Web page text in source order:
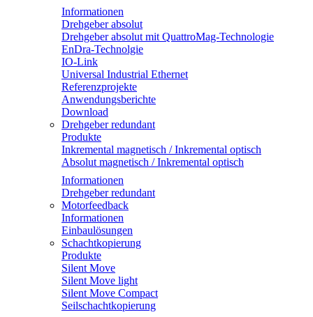
Informationen
Drehgeber absolut
Drehgeber absolut mit QuattroMag-Technologie
EnDra-Technolgie
IO-Link
Universal Industrial Ethernet
Referenzprojekte
Anwendungsberichte
Download
Drehgeber redundant
Produkte
Inkremental magnetisch / Inkremental optisch
Absolut magnetisch / Inkremental optisch
Informationen
Drehgeber redundant
Motorfeedback
Informationen
Einbaulösungen
Schachtkopierung
Produkte
Silent Move
Silent Move light
Silent Move Compact
Seilschachtkopierung